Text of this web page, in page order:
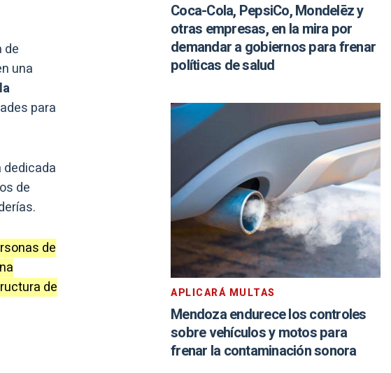
de
una
para
dedicada
de
de
de
Coca-Cola, PepsiCo, Mondelēz y
otras empresas, en la mira por
demandar a gobiernos para frenar
políticas de salud
APLICARÁ MULTAS
Mendoza endurece los controles
sobre vehículos y motos para
frenar la contaminación sonora